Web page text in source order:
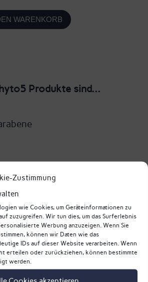
Zustimmung
wie Cookies, um Geräteinformationen zu
zuzugreifen. Wir tun dies, um das Surferlebnis
Werbung anzuzeigen. Wenn Sie
können wir Daten wie das
IDs auf dieser Website verarbeiten. Wenn
erteilen oder zurückziehen, können bestimmte
werden.
WARENKORB
Produkte sind...
Inhaltsstoffe
modifizierte